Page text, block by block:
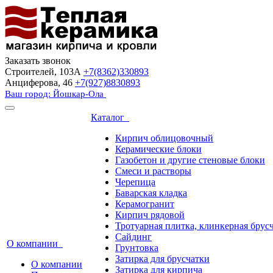
Заказать звонок
Строителей, 103А +7(8362)330893
Анциферова, 46 +7(927)8830893
Ваш город: Йошкар-Ола
О компании
О компании
Каталог
Кирпич облицовочный
Керамические блоки
Газобетон и другие стеновые блоки
Смеси и растворы
Черепица
Баварская кладка
Керамогранит
Кирпич рядовой
Тротуарная плитка, клинкерная
Сайдинг
Грунтовка
Затирка для брусчатки
Затирка для кирпича